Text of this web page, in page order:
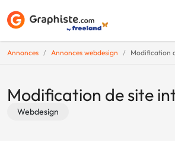
Annonces Annonces webdesign Modification
Modification de site
Webdesign